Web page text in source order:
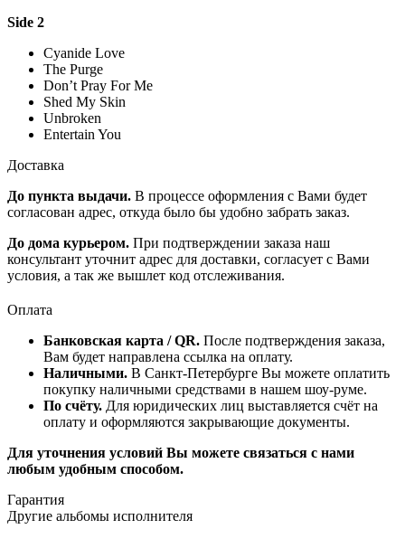
Side 2
Cyanide Love
The Purge
Don’t Pray For Me
Shed My Skin
Unbroken
Entertain You
Доставка
До пункта выдачи. В процессе оформления с Вами будет
согласован адрес, откуда было бы удобно забрать заказ.
До дома курьером. При подтверждении заказа наш
консультант уточнит адрес для доставки, согласует с Вами
условия, а так же вышлет код отслеживания.
Оплата
Банковская карта / QR. После подтверждения заказа,
Вам будет направлена ссылка на оплату.
Наличными. В Санкт-Петербурге Вы можете оплатить
покупку наличными средствами в нашем шоу-руме.
По счёту. Для юридических лиц выставляется счёт на
оплату и оформляются закрывающие документы.
Для уточнения условий Вы можете связаться с нами
любым удобным способом.
Гарантия
Другие альбомы исполнителя